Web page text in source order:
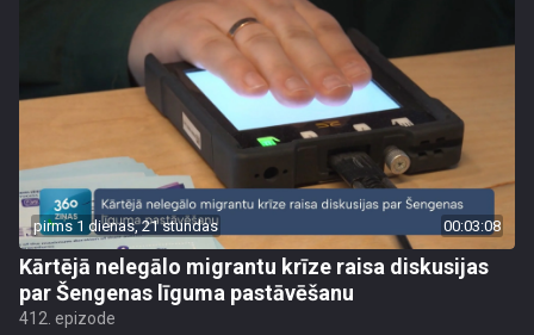
pirms 1 dienas, 21 stundas 00:03:08
Kārtējā nelegālo migrantu krīze raisa diskusijas
par Šengenas līguma pastāvēšanu
412. epizode